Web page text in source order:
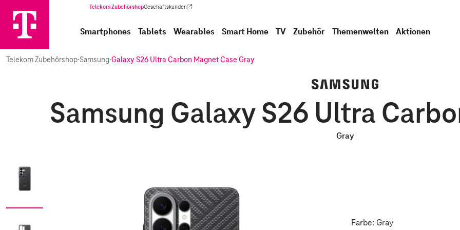
Telekom ZubehörshopGeschäftskunden
(Wird in einem neuen Tab geöffnet)
Smartphones Tablets Wearables Smart Home TV Zubehör Themenwelten Aktionen
Telekom Zubehörshop·Samsung·Galaxy S26 Ultra Carbon Magnet Case Gray
Samsung Galaxy S26 Ultra
Gray
Farbe: Gray